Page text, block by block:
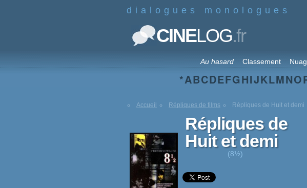
dialogues monologues
CINELOG.fr
Au hasard Classement
*ABCDEFGHIJKLMNO
Accueil Répliques de films Répliques de Huit et demi
Répliques de
Huit et demi
(8½)